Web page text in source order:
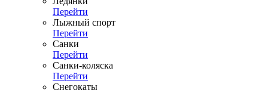
Перейти
Лыжный спорт
Перейти
Санки
Перейти
Санки-коляска
Перейти
Снегокаты